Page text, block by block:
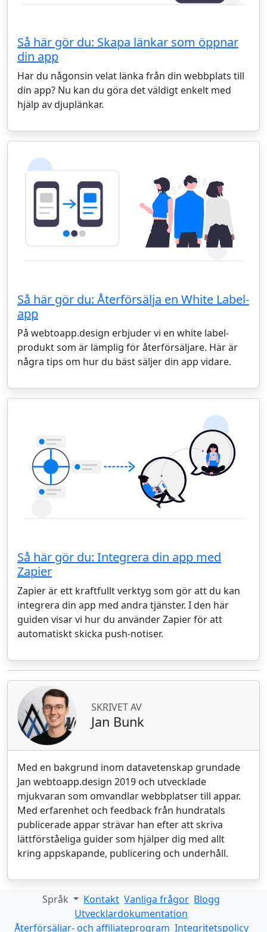
Så här gör du: Skapa länkar som öppnar
din app
Har du någonsin velat länka från din webbplats till
din app? Nu kan du göra det väldigt enkelt med
hjälp av djuplänkar.
Så här gör du: Återförsälja en White Label-
app
På webtoapp.design erbjuder vi en white label-
produkt som är lämplig för återförsäljare. Här är
några tips om hur du bäst säljer din app vidare.
Så här gör du: Integrera din app med
Zapier
Zapier är ett kraftfullt verktyg som gör att du kan
integrera din app med andra tjänster. I den här
guiden visar vi hur du använder Zapier för att
automatiskt skicka push-notiser.
SKRIVET AV
Jan Bunk
Med en bakgrund inom datavetenskap grundade
Jan webtoapp.design 2019 och utvecklade
mjukvaran som omvandlar webbplatser till appar.
Med erfarenhet och feedback från hundratals
publicerade appar strävar han efter att skriva
lättförståeliga guider som hjälper dig med allt
kring appskapande, publicering och underhåll.
Språk Kontakt Vanliga frågor Blogg
Utvecklardokumentation
Återförsäljar- och affiliateprogram Integritetspolicy